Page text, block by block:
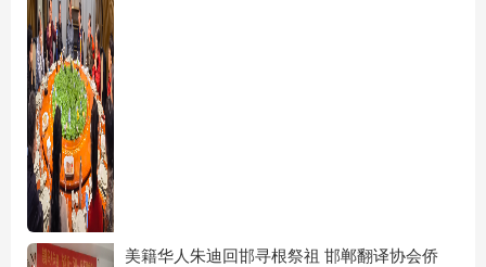
美籍华人朱迪回邯寻根祭祖 邯郸翻译协会侨